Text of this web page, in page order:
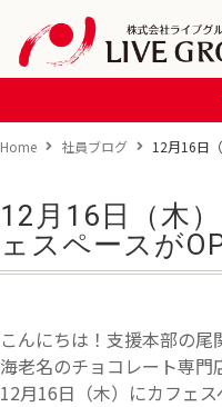
Home 社員ブログ 12月16日
12月16日（木
ェスペースが
こんにちは！支援本部の
海老名のチョコレート専門
12月16日（木）にカフェ